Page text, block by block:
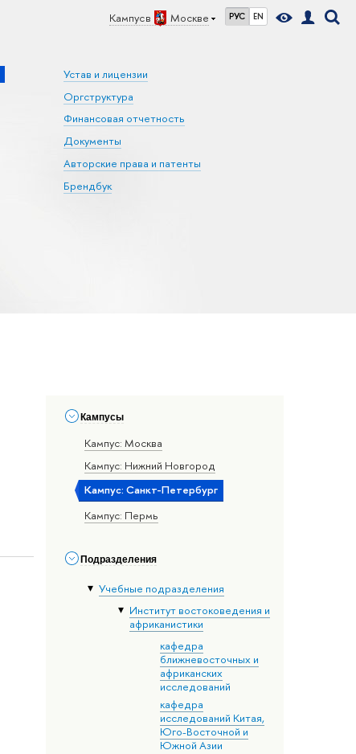
Кампус в Москве РУС EN
Устав и лицензии
Оргструктура
Финансовая отчетность
Документы
Авторские права и патенты
Брендбук
Кампусы
Кампус: Москва
Кампус: Нижний Новгород
Кампус: Санкт-Петербург
Кампус: Пермь
Подразделения
Учебные подразделения
Институт востоковедения и
африканистики
кафедра
ближневосточных и
африканских
исследований
кафедра
исследований Китая,
Юго-Восточной и
Южной Азии